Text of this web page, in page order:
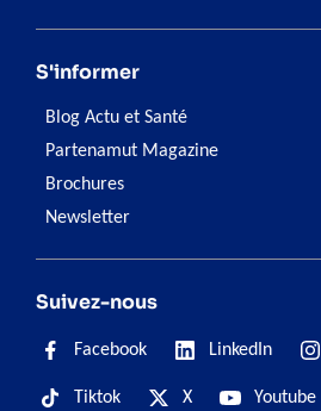
S'informer
Blog Actu et Santé
Partenamut Magazine
Brochures
Newsletter
Suivez-nous
Facebook LinkedIn
Tiktok X Youtube